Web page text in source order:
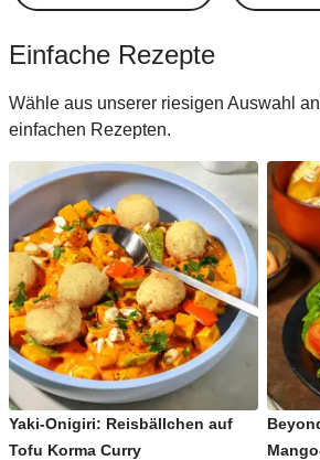
Einfache Rezepte
Wähle aus unserer riesigen Auswahl
einfachen Rezepten.
Yaki-Onigiri: Reisbällchen auf
Tofu Korma Curry